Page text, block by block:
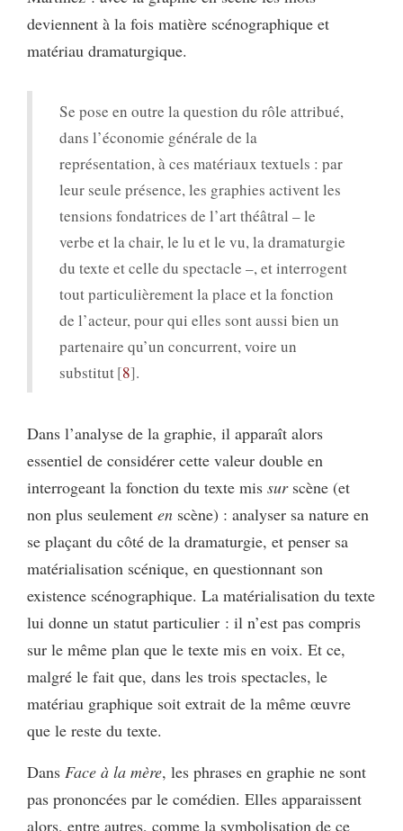
deviennent à la fois matière scénographique et
matériau dramaturgique.
Se pose en outre la question du rôle attribué,
dans l’économie générale de la
représentation, à ces matériaux textuels : par
leur seule présence, les graphies activent les
tensions fondatrices de l’art théâtral – le
verbe et la chair, le lu et le vu, la dramaturgie
du texte et celle du spectacle –, et interrogent
tout particulièrement la place et la fonction
de l’acteur, pour qui elles sont aussi bien un
partenaire qu’un concurrent, voire un
substitut 8 .
Dans l’analyse de la graphie, il apparaît alors
essentiel de considérer cette valeur double en
interrogeant la fonction du texte mis surscène (et
non plus seulement en scène) : analyser sa nature en
se plaçant du côté de la dramaturgie, et penser sa
matérialisation scénique, en questionnant son
existence scénographique. La matérialisation du texte
lui donne un statut particulier : il n’est pas compris
sur le même plan que le texte mis en voix. Et ce,
malgré le fait que, dans les trois spectacles, le
matériau graphique soit extrait de la même œuvre
que le reste du texte.
Dans Face à la mère, les phrases en graphie ne sont
pas prononcées par le comédien. Elles apparaissent
alors, entre autres, comme la symbolisation de ce